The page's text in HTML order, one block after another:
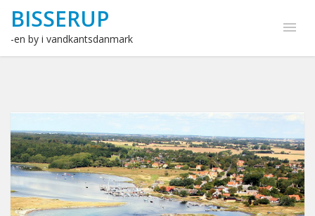
BISSERUP
-en by i vandkantsdanmark